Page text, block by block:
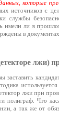
которые
источников с
службы
имели ли в
в
лжи)
заставить
лжи при
полиграф. Что
а так же от